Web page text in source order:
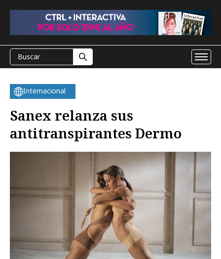
Internacional
Sanex relanza sus
antitranspirantes Dermo